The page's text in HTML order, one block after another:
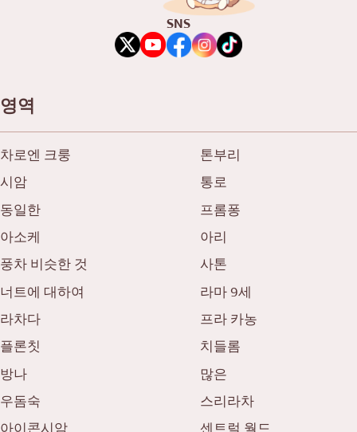
SNS
영역
차로엔 크룽
톤부리
시암
통로
동일한
프롬퐁
아소케
아리
풍차 비슷한 것
사톤
너트에 대하여
라마 9세
라차다
프라 카농
플론칫
치들롬
방나
많은
우돔숙
스리라차